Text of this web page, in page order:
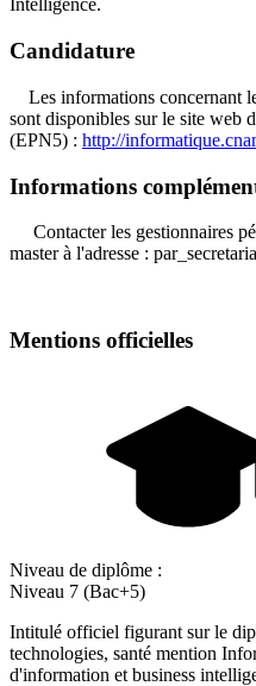
Intelligence.
Candidature
Les informations concernant
sont disponibles sur le site web
(EPN5) : http://
Informations
Contacter les gestionnaires
master à l'adresse :
Mentions officielles
Niveau de diplôme :
Niveau 7 (Bac+5)
Intitulé officiel figurant sur le
technologies, santé mention
d'information et business